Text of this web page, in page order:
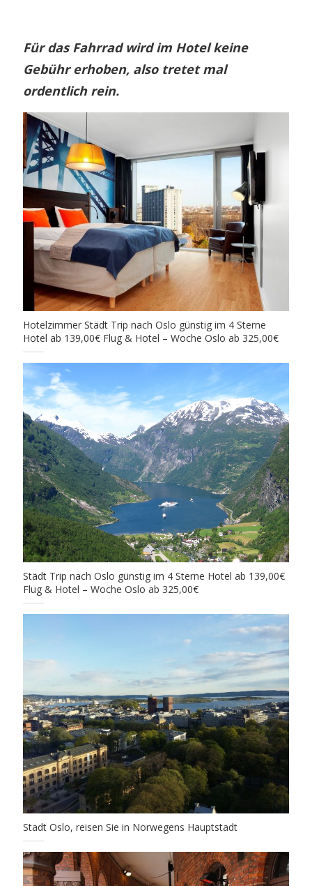
Für das Fahrrad wird im Hotel keine
Gebühr erhoben, also tretet mal
ordentlich rein.
Hotelzimmer Städt Trip nach Oslo günstig im 4 Sterne
Hotel ab 139,00€ Flug & Hotel – Woche Oslo ab 325,00€
Städt Trip nach Oslo günstig im 4 Sterne Hotel ab 139,00€
Flug & Hotel – Woche Oslo ab 325,00€
Stadt Oslo, reisen Sie in Norwegens Hauptstadt